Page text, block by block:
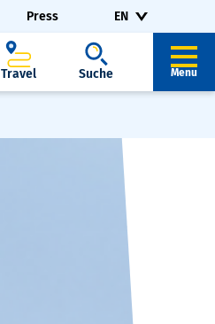
Press EN
Travel Suche Menu